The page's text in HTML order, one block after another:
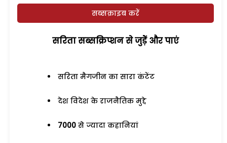
सब्सक्राइब करें
सरिता सब्सक्रिप्शन से जुड़ेें और पाएं
सरिता मैगजीन का सारा कंटेंट
देश विदेश के राजनैतिक मुद्दे
7000 से ज्यादा कहानियां